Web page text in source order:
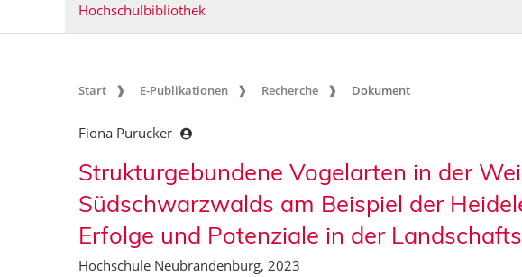
Hochschulbibliothek
Start E-Publikationen Recherche Dokument
Fiona Purucker
Strukturgebundene Vogelarten in der
Südschwarzwalds am Beispiel der
Erfolge und Potenziale in der
Hochschule Neubrandenburg, 2023